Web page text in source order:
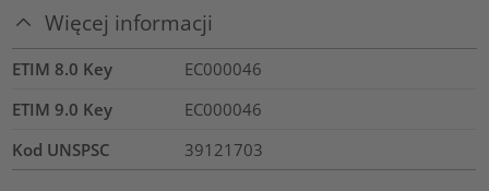
Więcej informacji
ETIM 8.0 Key
EC000046
ETIM 9.0 Key
EC000046
Kod UNSPSC
39121703